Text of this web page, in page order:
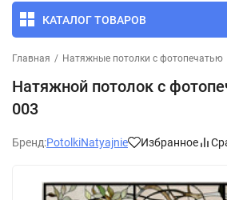
КАТАЛОГ ТОВАРОВ
Главная / Натяжные потолки с фотопечатью
Натяжной потолок с
003
Бренд:PotolkiNatyajnie Избранное